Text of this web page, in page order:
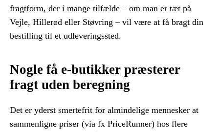
fragtform, der i mange tilfælde – om man er tæt på
Vejle, Hillerød eller Støvring – vil være at få bragt din
bestilling til et udleveringssted.
Nogle få e-butikker præsterer
fragt uden beregning
Det er yderst smertefrit for almindelige mennesker at
sammenligne priser (via fx PriceRunner) hos flere